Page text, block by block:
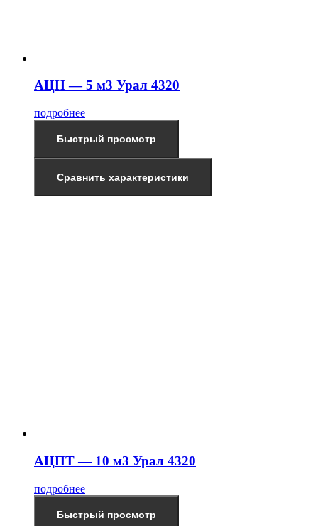
АЦН — 5 м3 Урал 4320
подробнее
Быстрый просмотр
Сравнить характеристики
АЦПТ — 10 м3 Урал 4320
подробнее
Быстрый просмотр